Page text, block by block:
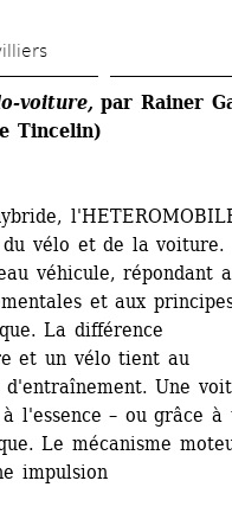
voiture, par Rainer
Tincelin)
du vélo et de la
véhicule, répondant
et aux
La différence
et un vélo tient au
d'entraînement. Une
l'essence – ou grâce à
Le mécanisme
impulsion